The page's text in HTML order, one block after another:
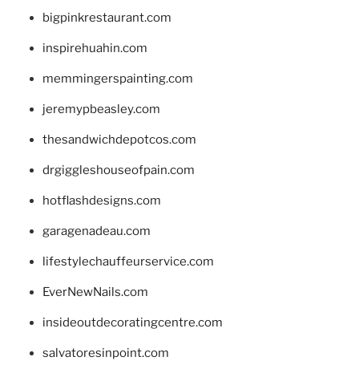
bigpinkrestaurant.com
inspirehuahin.com
memmingerspainting.com
jeremypbeasley.com
thesandwichdepotcos.com
drgiggleshouseofpain.com
hotflashdesigns.com
garagenadeau.com
lifestylechauffeurservice.com
EverNewNails.com
insideoutdecoratingcentre.com
salvatoresinpoint.com